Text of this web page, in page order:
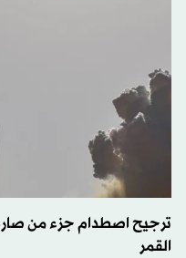
ترجيح اصطدام جزء من
القمر